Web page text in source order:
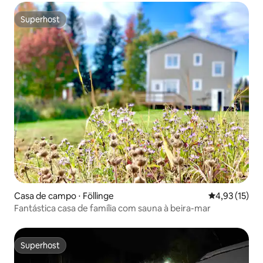
Superhost
Superhost
Casa de campo ⋅ Föllinge 4,93 de uma
4,93 (15)
Fantástica casa de família com sauna à beira-mar
Superhost
Superhost